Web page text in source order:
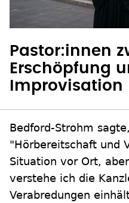
Pastor:innen
Erschöpfung
Improvisation
Bedford-Strohm
"Hörbereitschaft und
Situation vor Ort,
verstehe ich die
Verabredungen